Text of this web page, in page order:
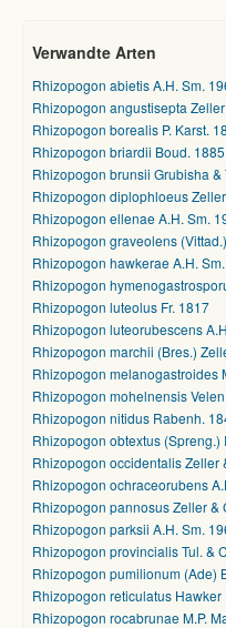
Verwandte Arten
Rhizopogon abietis A.H. Sm.
Rhizopogon angustisepta
Rhizopogon borealis P. Karst.
Rhizopogon briardii Boud. 1885
Rhizopogon brunsii Grubisha &
Rhizopogon diplophloeus
Rhizopogon ellenae A.H. Sm.
Rhizopogon graveolens
Rhizopogon hawkerae A.H.
Rhizopogon
Rhizopogon luteolus Fr. 1817
Rhizopogon luteorubescens
Rhizopogon marchii (Bres.)
Rhizopogon melanogastroides
Rhizopogon mohelnensis
Rhizopogon nitidus Rabenh.
Rhizopogon obtextus (Spreng.)
Rhizopogon occidentalis Zeller
Rhizopogon ochraceorubens
Rhizopogon pannosus Zeller &
Rhizopogon parksii A.H. Sm.
Rhizopogon provincialis Tul. &
Rhizopogon pumilionum (Ade)
Rhizopogon reticulatus Hawker
Rhizopogon rocabrunae M.P.